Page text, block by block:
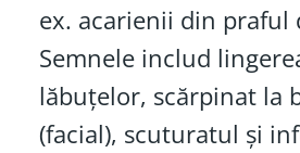
ex. acarienii din praful
Semnele includ
lăbuțelor, scărpinat la
(facial), scuturatul și